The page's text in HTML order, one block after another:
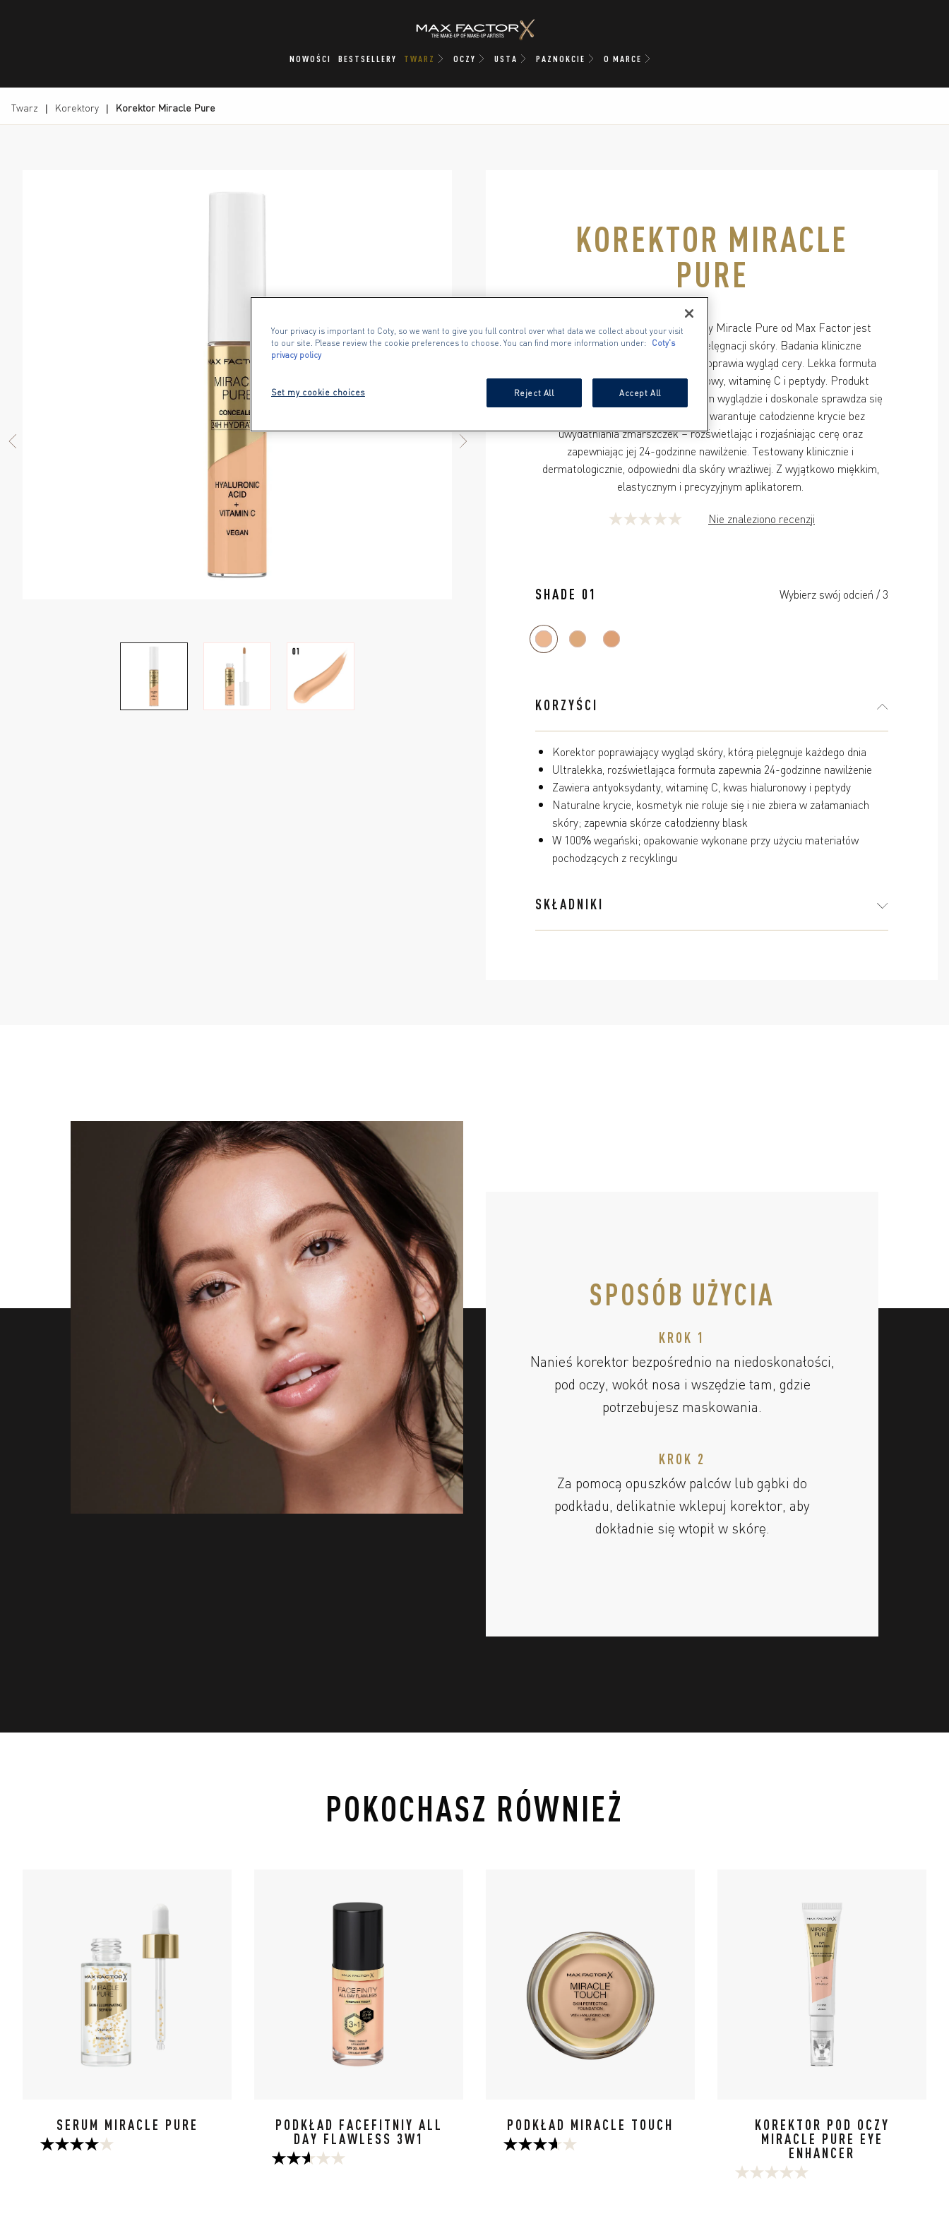
NOWOŚCI BESTSELLERY TWARZ OCZY USTA PAZNOKCIE O MARCE
Twarz Korektory Korektor Miracle Pure
NEXT ITEM
KOREKTOR MIRACLE
PURE
Rozświetlający korektor do twarzy Miracle Pure od Max Factor jest
inspirowany kosmetykami do pielęgnacji skóry. Badania kliniczne
potwierdzają, że jego stosowanie poprawia wygląd cery. Lekka formuła
korektora zawiera kwas hialuronowy, witaminę C i peptydy. Produkt
zapewnia średnie krycie o naturalnym wyglądzie i doskonale sprawdza się
na skórze twarzy i pod oczami. Gwarantuje całodzienne krycie bez
uwydatniania zmarszczek – rozświetlając i rozjaśniając cerę oraz
zapewniając jej 24-godzinne nawilżenie. Testowany klinicznie i
dermatologicznie, odpowiedni dla skóry wrażliwej. Z wyjątkowo miękkim,
0.0
Nie znaleziono recenzji
SHADE 01 Wybierz swój odcień /3
KORZYŚCI
Korektor poprawiający wygląd skóry, którą pielęgnuje każdego dnia
Ultralekka, rozświetlająca formuła zapewnia 24-godzinne nawilżenie
Zawiera antyoksydanty, witaminę C, kwas hialuronowy i peptydy
Naturalne krycie, kosmetyk nie roluje się i nie zbiera w załamaniach
skóry; zapewnia skórze całodzienny blask
W 100% wegański; opakowanie wykonane przy użyciu materiałów
pochodzących z recyklingu
SKŁADNIKI
SPOSÓB UŻYCIA
KROK 1
Nanieś korektor bezpośrednio na niedoskonałości,
pod oczy, wokół nosa i wszędzie tam, gdzie
potrzebujesz maskowania.
KROK 2
Za pomocą opuszków palców lub gąbki do
podkładu, delikatnie wklepuj korektor, aby
dokładnie się wtopił w skórę.
POKOCHASZ RÓWNIEŻ
SERUM MIRACLE PURE
4.0
PODKŁAD FACEFITNIY ALL
DAY FLAWLESS 3W1
2.6
PODKŁAD MIRACLE TOUCH
3.7
KOREKTOR POD OCZY
MIRACLE PURE EYE
ENHANCER
0.0
Your privacy is important to Coty, so we want to give you full control over what data we collect about your visit
to our site. Please review the cookie preferences to choose. You can find more information under: Coty's
privacy policy
Set my cookie choices Reject All Accept All